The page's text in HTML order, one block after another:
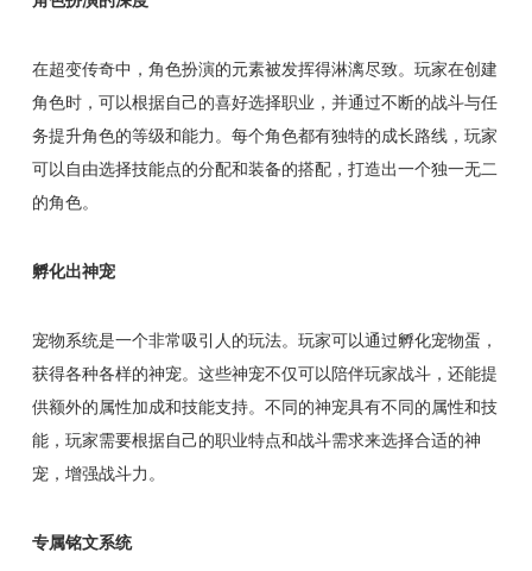
在超变传奇中，角色扮演的元素被发挥得淋漓尽致。玩家在创建
角色时，可以根据自己的喜好选择职业，并通过不断的战斗与任
务提升角色的等级和能力。每个角色都有独特的成长路线，玩家
可以自由选择技能点的分配和装备的搭配，打造出一个独一无二
的角色。
孵化出神宠
宠物系统是一个非常吸引人的玩法。玩家可以通过孵化宠物蛋，
获得各种各样的神宠。这些神宠不仅可以陪伴玩家战斗，还能提
供额外的属性加成和技能支持。不同的神宠具有不同的属性和技
能，玩家需要根据自己的职业特点和战斗需求来选择合适的神
宠，增强战斗力。
专属铭文系统